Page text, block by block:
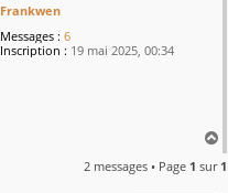
Frankwen
Messages : 6
Inscription : 19 mai 2025, 00:34
a
u
2 messages • Page 1 sur 1